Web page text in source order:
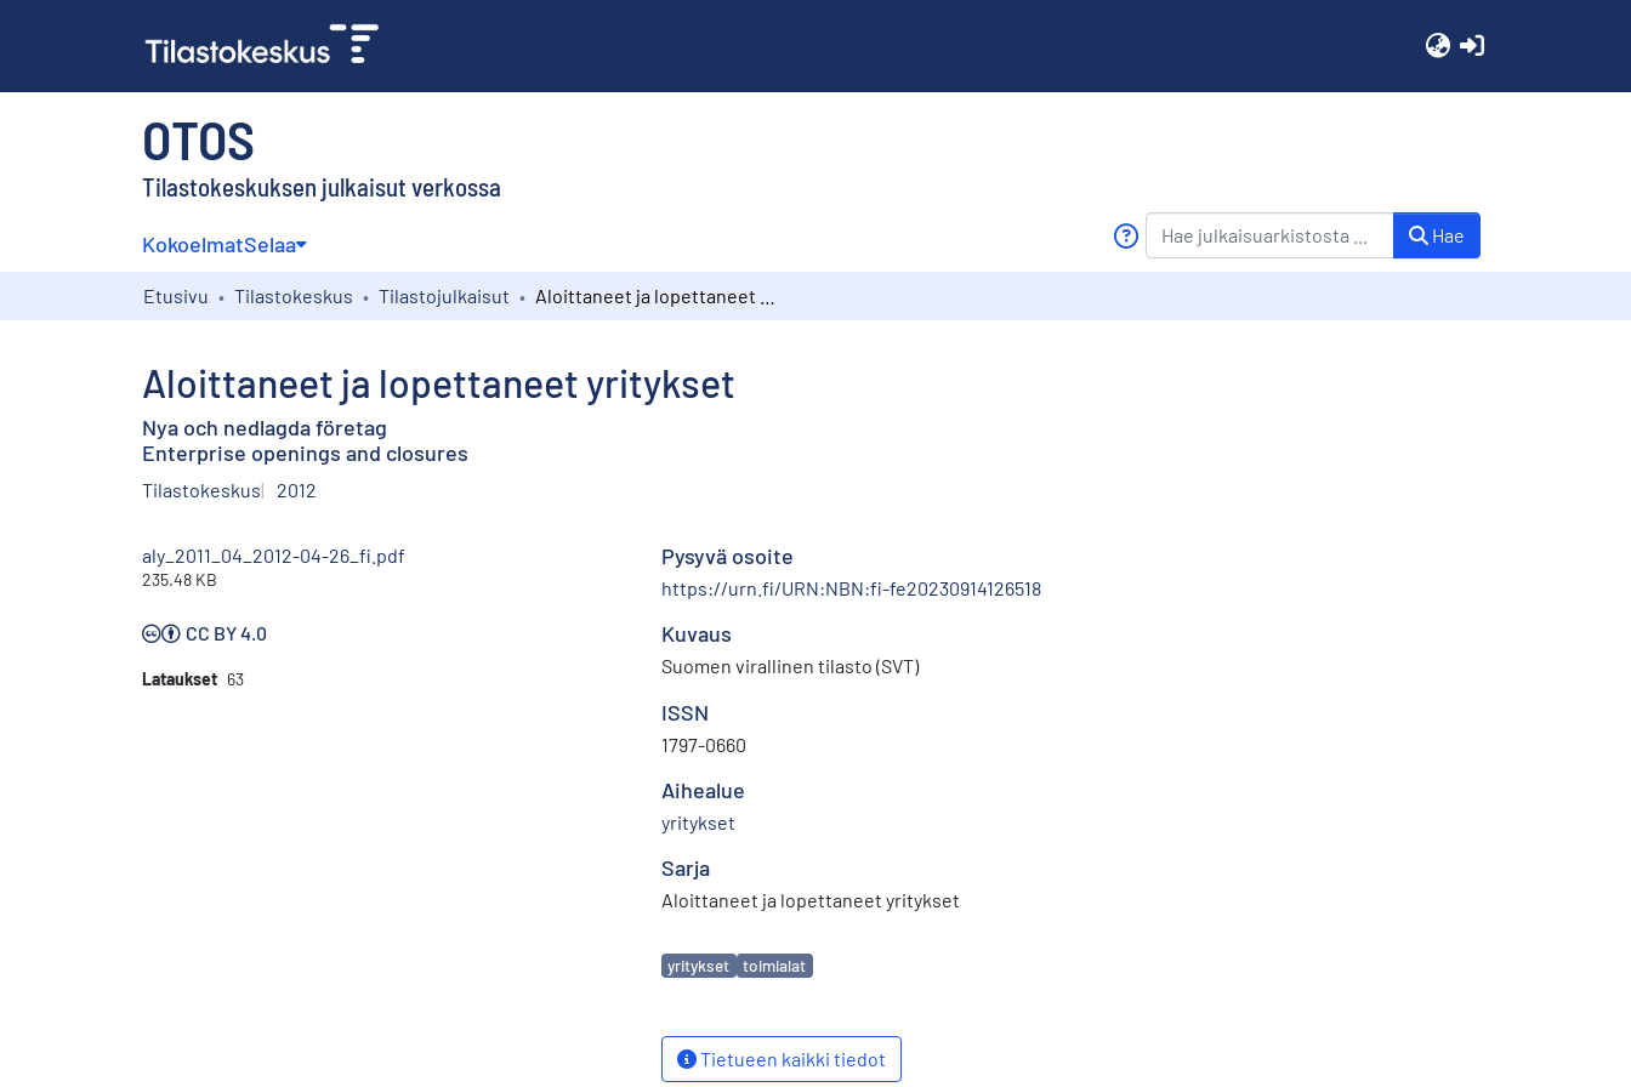
OTOS
Tilastokeskuksen julkaisut verkossa
KokoelmatSelaa Hae
Etusivu Tilastokeskus Tilastojulkaisut
Aloittaneet ja lopettaneet yritykset
Nya och nedlagda företag
Enterprise openings and closures
Tilastokeskus 2012
aly_2011_04_2012-04-26_fi.pdf
235.48 KB
CC BY 4.0
Lataukset 63
Pysyvä osoite
https://urn.fi/URN:NBN:fi-fe20230914126518
Kuvaus
Suomen virallinen tilasto (SVT)
ISSN
1797-0660
Aihealue
yritykset
Sarja
Aloittaneet ja lopettaneet yritykset
Avainsanat
yritykset toimialat
Tietueen kaikki tiedot